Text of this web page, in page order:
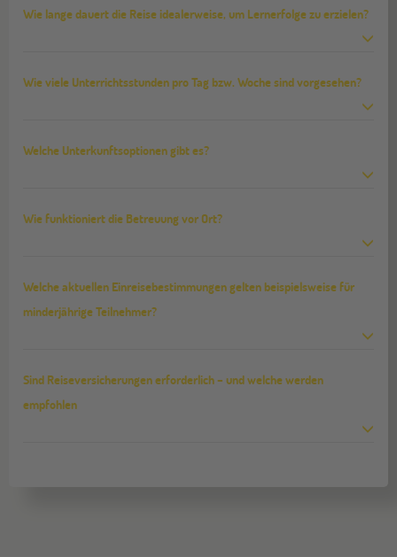
Wie lange dauert die Reise idealerweise, um Lernerfolge zu erzielen?
Wie viele Unterrichtsstunden pro Tag bzw. Woche sind vorgesehen?
Welche Unterkunftsoptionen gibt es?
Wie funktioniert die Betreuung vor Ort?
Welche aktuellen Einreisebestimmungen gelten beispielsweise für
minderjährige Teilnehmer?
Sind Reiseversicherungen erforderlich – und welche werden
empfohlen